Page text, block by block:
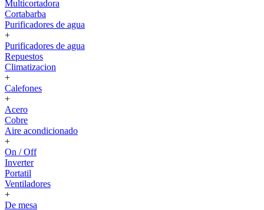
Multicortadora
Cortabarba
Purificadores de agua
+
Purificadores de agua
Repuestos
Climatizacion
+
Calefones
+
Acero
Cobre
Aire acondicionado
+
On / Off
Inverter
Portatil
Ventiladores
+
De mesa